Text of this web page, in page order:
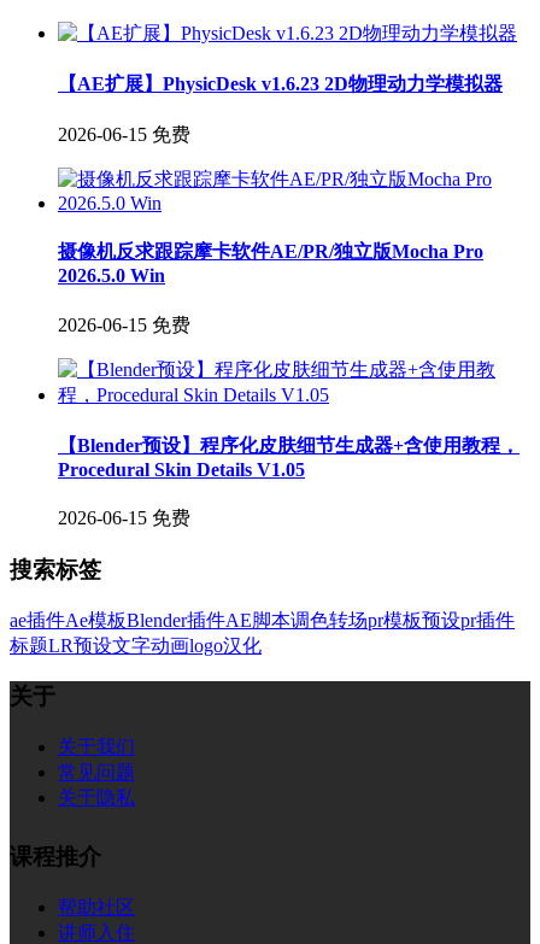
【AE扩展】PhysicDesk v1.6.23 2D物理动力学模拟器
2026-06-15 免费
摄像机反求跟踪摩卡软件AE/PR/独立版Mocha Pro
2026.5.0 Win
2026-06-15 免费
【Blender预设】程序化皮肤细节生成器+含使用教程，
Procedural Skin Details V1.05
2026-06-15 免费
搜索标签
ae插件Ae模板Blender插件AE脚本调色转场pr模板预设pr插件
标题LR预设文字动画logo汉化
关于
关于我们
常见问题
关于隐私
课程推介
帮助社区
讲师入住